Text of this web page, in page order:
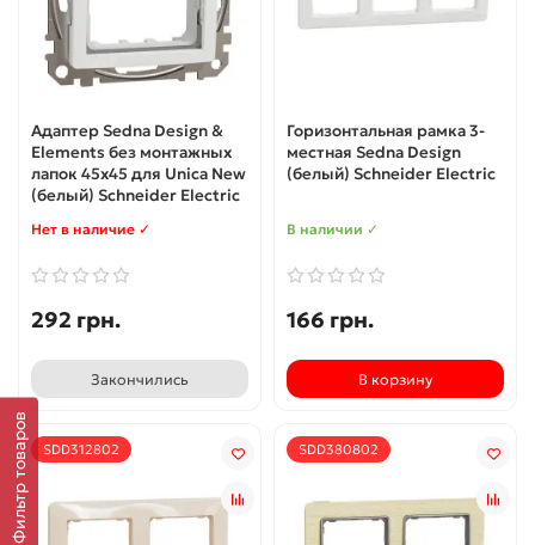
Фильтр товаров
Адаптер Sedna Design &
Elements без монтажных
лапок 45x45 для Unica New
(белый) Schneider Electric
Нет в наличие ✓
292 грн.
Закончились
Горизонтальная рамка 3-
местная Sedna Design
(белый) Schneider Electric
В наличии ✓
166 грн.
В корзину
SDD312802 SDD380802